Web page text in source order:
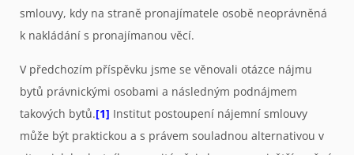
smlouvy, kdy na straně pronajímatele osobě neoprávněná
k nakládání s pronajímanou věcí.
V předchozím příspěvku jsme se věnovali otázce nájmu
bytů právnickými osobami a následným podnájmem
takových bytů.[1] Institut postoupení nájemní smlouvy
může být praktickou a s právem souladnou alternativou v